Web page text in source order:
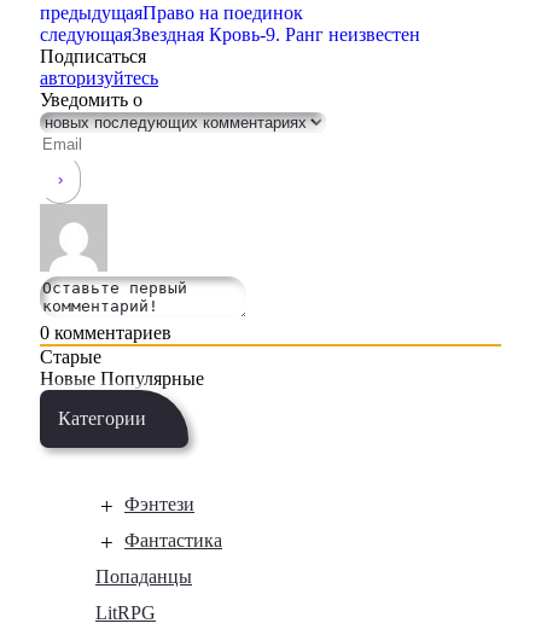
предыдущаяПраво на поединок
следующаяЗвездная Кровь-9. Ранг неизвестен
Подписаться
авторизуйтесь
Уведомить о
0 комментариев
Старые
Новые Популярные
Категории
Фэнтези
Фантастика
Попаданцы
LitRPG